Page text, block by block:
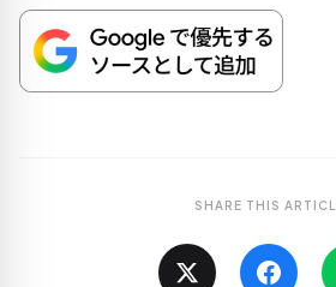
SHARE THIS